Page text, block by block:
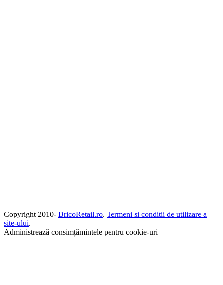
Copyright 2010- BricoRetail.ro. Termeni si conditii de utilizare a
site-ului.
Administrează consimțămintele pentru cookie-uri